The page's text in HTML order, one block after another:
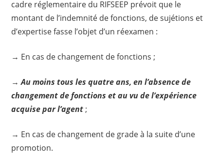
cadre réglementaire du RIFSEEP prévoit que le
montant de l’indemnité de fonctions, de sujétions et
d’expertise fasse l’objet d’un réexamen :
→ En cas de changement de fonctions ;
→Au moins tous les quatre ans, en l’absence de
changement de fonctions et au vu de l’expérience
acquise par l’agent;
→ En cas de changement de grade à la suite d’une
promotion.